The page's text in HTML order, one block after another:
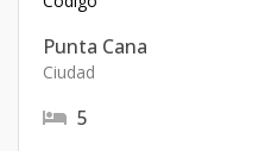
Punta Cana
Ciudad
5